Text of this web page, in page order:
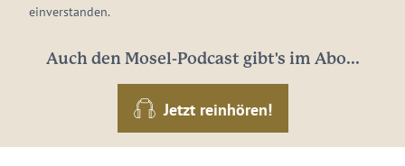
einverstanden.
Auch den Mosel-Podcast gibt's im Abo...
Jetzt reinhören!